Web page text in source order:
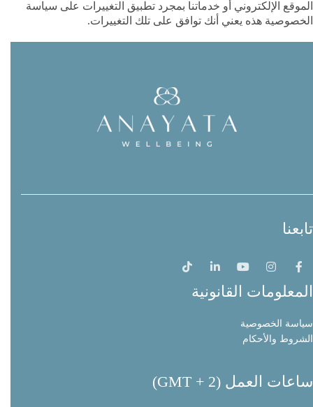
الموقع الإلكتروني أو خدماتنا بمجرد تطبيق التغييرات على سياسة
الخصوصية هذه يعني أنك توافق على تلك التغييرات.
تابعنا
المعلومات القانونية
سياسة الخصوصية
الشروط والأحكام
ساعات العمل (GMT + 2)